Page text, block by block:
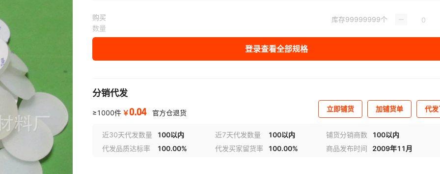
购买
数量
库存99999999个
登录查看全部规格
分销代发
≥1000件 ￥0.04 官方仓退货 立即铺货 加铺货单 代
近30天代发数量 100以内 近7天代发数量 100以内 铺货分销商数
100以内
代发品质达标率
100.00% 代发买家留货率 100.00% 商品发布时间 2009年11月